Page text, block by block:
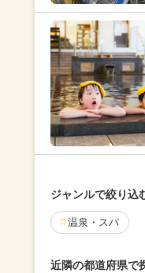
ジャンルで絞り込
温泉・スパ
近隣の都道府県で